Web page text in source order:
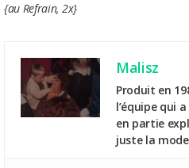
{au Refrain, 2x}
Malisz
Produit en
l’équipe qui
en partie
juste la